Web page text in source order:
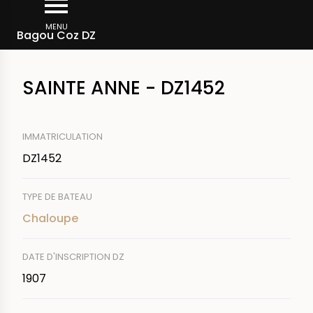
contenu
MENU
Bagou Coz DZ
d'Ariane
Rechercher un bateau
SAINTE ANNE - DZ1452
IMMATRICULATION
DZ1452
TYPE DE BATEAU
Chaloupe
DATE D'INSCRIPTION DZ
1907